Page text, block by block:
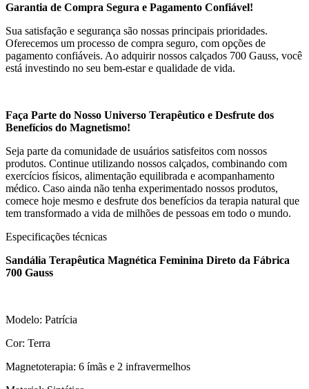
Garantia de Compra Segura e Pagamento Confiável!
Sua satisfação e segurança são nossas principais prioridades.
Oferecemos um processo de compra seguro, com opções de
pagamento confiáveis. Ao adquirir nossos calçados 700 Gauss, você
está investindo no seu bem-estar e qualidade de vida.
Faça Parte do Nosso Universo Terapêutico e Desfrute dos
Benefícios do Magnetismo!
Seja parte da comunidade de usuários satisfeitos com nossos
produtos. Continue utilizando nossos calçados, combinando com
exercícios físicos, alimentação equilibrada e acompanhamento
médico. Caso ainda não tenha experimentado nossos produtos,
comece hoje mesmo e desfrute dos benefícios da terapia natural que
tem transformado a vida de milhões de pessoas em todo o mundo.
Especificações técnicas
Sandália Terapêutica Magnética Feminina Direto da Fábrica
700 Gauss
Modelo: Patrícia
Cor: Terra
Magnetoterapia: 6 ímãs e 2 infravermelhos